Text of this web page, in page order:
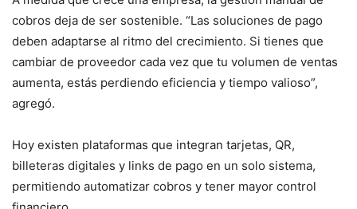
cobros deja de ser sostenible. “Las soluciones de pago
deben adaptarse al ritmo del crecimiento. Si tienes que
cambiar de proveedor cada vez que tu volumen de ventas
aumenta, estás perdiendo eficiencia y tiempo valioso”,
agregó.
Hoy existen plataformas que integran tarjetas, QR,
billeteras digitales y links de pago en un solo sistema,
permitiendo automatizar cobros y tener mayor control